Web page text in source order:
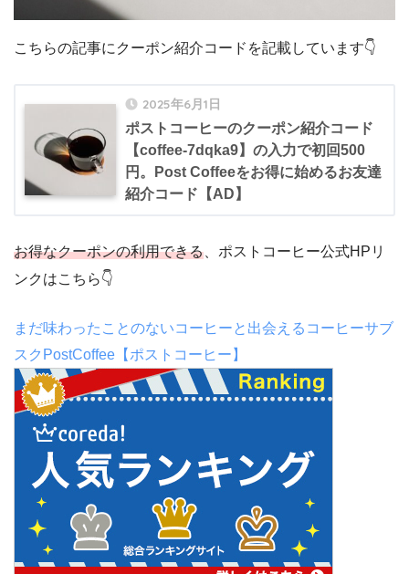
こちらの記事にクーポン紹介コードを記載しています👇
2025年6月1日
ポストコーヒーのクーポン紹介コード
【coffee-7dqka9】の入力で初回500
円。Post Coffeeをお得に始めるお友達
紹介コード【AD】
お得なクーポンの利用できる 、ポストコーヒー公式HPリ
ンクはこちら👇
まだ味わったことのないコーヒーと出会えるコーヒーサブ
スクPostCoffee【ポストコーヒー】